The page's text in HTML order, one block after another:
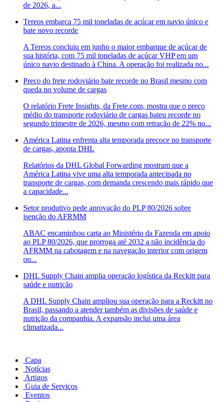
de 2026, a...
Tereos embarca 75 mil toneladas de açúcar em navio único e
bate novo recorde
A Tereos concluiu em junho o maior embarque de açúcar de
sua história, com 75 mil toneladas de açúcar VHP em um
único navio destinado à China. A operação foi realizada no...
Preço do frete rodoviário bate recorde no Brasil mesmo com
queda no volume de cargas
O relatório Frete Insights, da Frete.com, mostra que o preço
médio do transporte rodoviário de cargas bateu recorde no
segundo trimestre de 2026, mesmo com retração de 22% no...
América Latina enfrenta alta temporada precoce no transporte
de cargas, aponta DHL
Relatórios da DHL Global Forwarding mostram que a
América Latina vive uma alta temporada antecipada no
transporte de cargas, com demanda crescendo mais rápido que
a capacidade...
Setor produtivo pede aprovação do PLP 80/2026 sobre
isenção do AFRMM
ABAC encaminhou carta ao Ministério da Fazenda em apoio
ao PLP 80/2026, que prorroga até 2032 a não incidência do
AFRMM na cabotagem e na navegação interior com origem
ou...
DHL Supply Chain amplia operação logística da Reckitt para
saúde e nutrição
A DHL Supply Chain ampliou sua operação para a Reckitt no
Brasil, passando a atender também as divisões de saúde e
nutrição da companhia. A expansão inclui uma área
climatizada...
Capa
Notícias
Artigos
Guia de Serviços
Eventos